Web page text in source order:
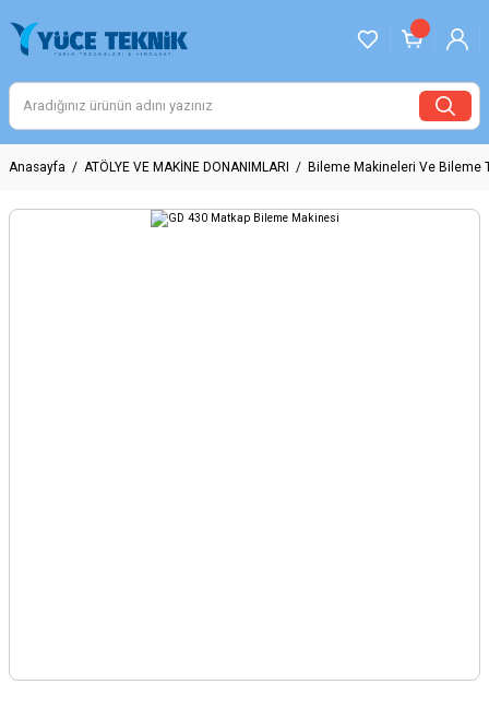
Anasayfa ATÖLYE VE MAKİNE DONANIMLARI Bileme Makineleri Ve Bileme